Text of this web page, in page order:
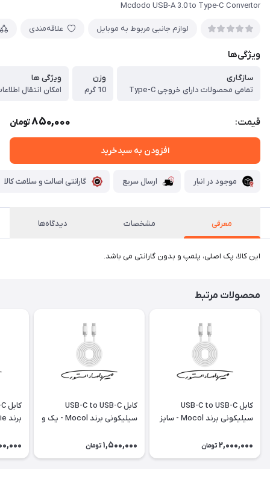
Mcdodo USB-A 3.0 to Type-C Convertor
لوازم جانبی مربوط به موبایل علاقه‌مندی
ویژگی‌ها
سازگاری
تمامی محصولات دارای خروجی Type-C
وزن
10 گرم
ویژگی ها
امکان انتقال
قیمت: 850,000تومان
افزودن به سبدخرید
موجود در انبار ارسال سریع گارانتی اصالت و سلامت کالا
معرفی مشخصات دیدگاه‌ها
این کالا، پک اصلی، پلمپ و بدون گارانتی می باشد.
محصولات مرتبط
کابل USB-C to USB-C
سیلیکونی برند Mocol - سایز
2,000,000 تومان
کابل USB-C to USB-C
سیلیکونی برند Mocol - یک و
1,500,000 تومان